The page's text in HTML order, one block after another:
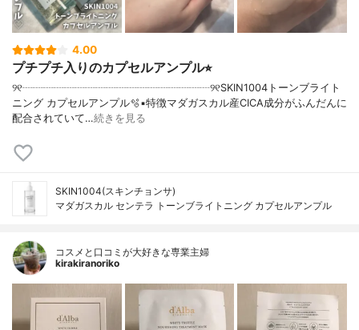
4.00
プチプチ入りのカプセルアンプル⭐︎
୨୧┈┈┈┈┈┈┈┈┈┈┈┈┈┈┈┈┈┈୨୧SKIN1004トーンブライト
ニング カプセルアンプル🫧▪︎特徴マダガスカル産CICA成分がふんだんに
配合されていて…続きを見る
SKIN1004(スキンチョンサ)
マダガスカル センテラ トーンブライトニング カプセルアンプル
コスメと口コミが大好きな専業主婦
kirakiranoriko